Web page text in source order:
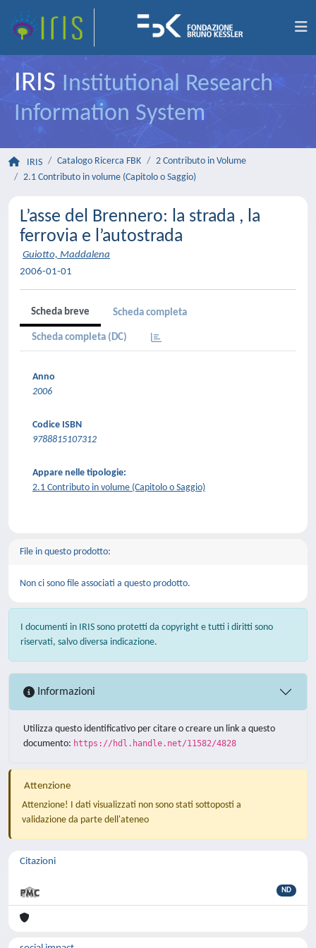
IRIS Institutional Research
Information System
IRIS Catalogo Ricerca FBK
2 Contributo in Volume
2.1 Contributo in volume (Capitolo o Saggio)
L’asse del Brennero: la strada , la
ferrovia e l’autostrada
Guiotto, Maddalena
2006-01-01
Scheda breve Scheda completa
Scheda completa (DC)
Anno
2006
Codice ISBN
9788815107312
Appare nelle tipologie:
2.1 Contributo in volume (Capitolo o Saggio)
File in questo prodotto:
Non ci sono file associati a questo prodotto.
I documenti in IRIS sono protetti da copyright e tutti i diritti sono
riservati, salvo diversa indicazione.
Informazioni
Utilizza questo identificativo per citare o creare un link a questo
documento: https://hdl.handle.net/11582/4828
Attenzione
Attenzione! I dati visualizzati non sono stati sottoposti a
validazione da parte dell'ateneo
Citazioni
ND